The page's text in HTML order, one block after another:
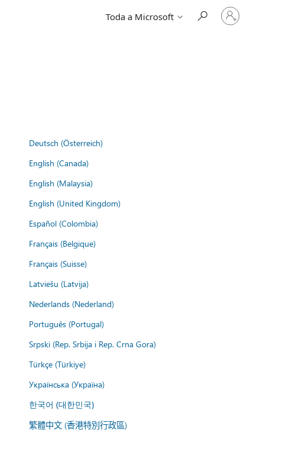
Toda a Microsoft
Entre
em
sua
Deutsch (Österreich)
English (Canada)
English (Malaysia)
English (United Kingdom)
Español (Colombia)
Français (Belgique)
Français (Suisse)
Latviešu (Latvija)
Nederlands (Nederland)
Português (Portugal)
Srpski (Rep. Srbija i Rep. Crna Gora)
Türkçe (Türkiye)
Українська (Україна)
한국어 (대한민국)
繁體中文 (香港特別行政區)